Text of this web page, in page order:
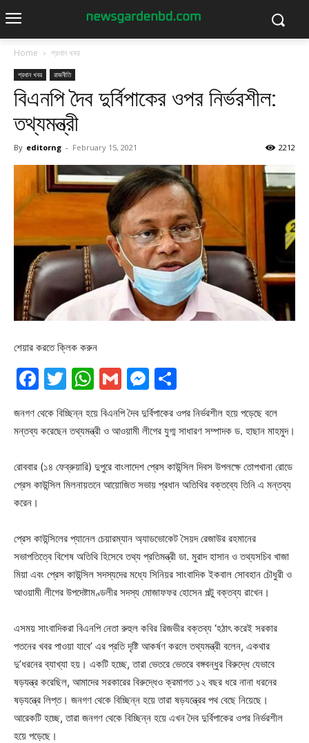
Home প্রধান খবর
প্রধান খবর রাজনীতি
বিএনপি দৈব দুর্বিপাকের ওপর নির্ভরশীল:
তথ্যমন্ত্রী
By editorng - February 15, 2021 2212
শেয়ার করতে ক্লিক করুন
Facebook
Twitter
WhatsApp
GmailMessenger
জনগণ থেকে বিচ্ছিন্ন হয়ে বিএনপি দৈব দুর্বিপাকের ওপর নির্ভরশীল হয়ে পড়েছে বলে
মন্তব্য করেছেন তথ্যমন্ত্রী ও আওয়ামী লীগের যুগ্ম সাধারণ সম্পাদক ড. হাছান মাহমুদ।
রোববার (১৪ ফেব্রুয়ারি) দুপুরে বাংলাদেশ প্রেস কাউন্সিল দিবস উপলক্ষে তোপখানা রোডে
প্রেস কাউন্সিল মিলনায়তনে আয়োজিত সভায় প্রধান অতিথির বক্তব্যে তিনি এ মন্তব্য
করেন।
প্রেস কাউন্সিলের প্যানেল চেয়ারম্যান অ্যাডভোকেট সৈয়দ রেজাউর রহমানের
সভাপতিত্বে বিশেষ অতিথি হিসেবে তথ্য প্রতিমন্ত্রী ডা. মুরাদ হাসান ও তথ্যসচিব খাজা
মিয়া এবং প্রেস কাউন্সিল সদস্যদের মধ্যে সিনিয়র সাংবাদিক ইকবাল সোবহান চৌধুরী ও
আওয়ামী লীগের উপদেষ্টামণ্ডলীর সদস্য মোজাফফর হোসেন পল্টু বক্তব্য রাখেন।
এসময় সাংবাদিকরা বিএনপি নেতা রুহুল কবির রিজভীর বক্তব্য ‘হঠাৎ করেই সরকার
পতনের খবর পাওয়া যাবে’ এর প্রতি দৃষ্টি আকর্ষণ করলে তথ্যমন্ত্রী বলেন, একথার
দু’ধরনের ব্যাখ্যা হয়। একটি হচ্ছে, তারা ভেতরে ভেতরে বঙ্গবন্ধুর বিরুদ্ধে যেভাবে
ষড়যন্ত্র করেছিল, আমাদের সরকারের বিরুদ্ধেও ক্রমাগত ১২ বছর ধরে নানা ধরনের
ষড়যন্ত্রে লিপ্ত। জনগণ থেকে বিচ্ছিন্ন হয়ে তারা ষড়যন্ত্রের পথ বেছে নিয়েছে।
আরেকটি হচ্ছে, তারা জনগণ থেকে বিচ্ছিন্ন হয়ে এখন দৈব দুর্বিপাকের ওপর নির্ভরশীল
হয়ে পড়েছে।